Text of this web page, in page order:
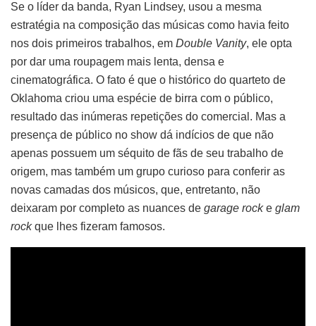
Se o líder da banda, Ryan Lindsey, usou a mesma
estratégia na composição das músicas como havia feito
nos dois primeiros trabalhos, em Double Vanity, ele opta
por dar uma roupagem mais lenta, densa e
cinematográfica. O fato é que o histórico do quarteto de
Oklahoma criou uma espécie de birra com o público,
resultado das inúmeras repetições do comercial. Mas a
presença de público no show dá indícios de que não
apenas possuem um séquito de fãs de seu trabalho de
origem, mas também um grupo curioso para conferir as
novas camadas dos músicos, que, entretanto, não
deixaram por completo as nuances de garage rocke glam
rockque lhes fizeram famosos.